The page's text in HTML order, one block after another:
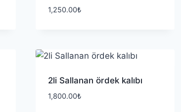
1,250.00₺
2li Sallanan ördek kalıbı
1,800.00₺